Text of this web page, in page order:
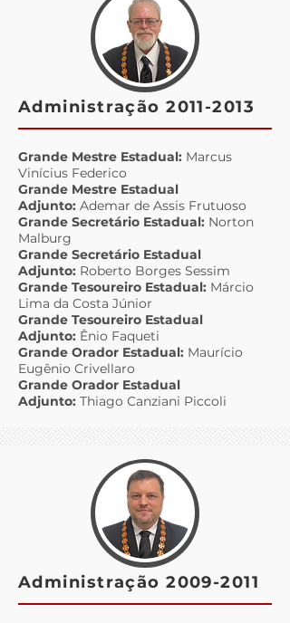
Administração2011-2013
Grande Mestre Estadual: Marcus
Vinícius Federico
Grande Mestre Estadual
Adjunto: Ademar de Assis Frutuoso
Grande Secretário Estadual: Norton
Malburg
Grande Secretário Estadual
Adjunto: Roberto Borges Sessim
Grande Tesoureiro Estadual: Márcio
Lima da Costa Júnior
Grande Tesoureiro Estadual
Adjunto: Ênio Faqueti
Grande Orador Estadual: Maurício
Eugênio Crivellaro
Grande Orador Estadual
Adjunto: Thiago Canziani Piccoli
Administração2009-2011